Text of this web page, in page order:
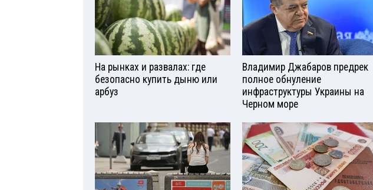
На рынках и развалах: где
безопасно купить дыню или
арбуз
Владимир Джабаров предрек
полное обнуление
инфраструктуры Украины на
Черном море